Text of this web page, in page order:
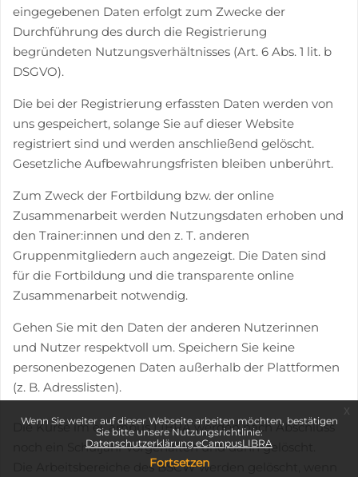
Wenn Sie weiter auf dieser Webseite arbeiten möchten, bestätigen
Sie bitte unsere Nutzungsrichtlinie:
Datenschutzerklärung eCampusLIBRA
Fortsetzen
eingegebenen Daten erfolgt zum Zwecke der
Durchführung des durch die Registrierung
begründeten Nutzungsverhältnisses (Art. 6 Abs. 1 lit. b
DSGVO).
Die bei der Registrierung erfassten Daten werden von
uns gespeichert, solange Sie auf dieser Website
registriert sind und werden anschließend gelöscht.
Gesetzliche Aufbewahrungsfristen bleiben unberührt.
Zum Zweck der Fortbildung bzw. der online
Zusammenarbeit werden Nutzungsdaten erhoben und
den Trainer:innen und den z. T. anderen
Gruppenmitgliedern auch angezeigt. Die Daten sind
für die Fortbildung und die transparente online
Zusammenarbeit notwendig.
Gehen Sie mit den Daten der anderen Nutzerinnen
und Nutzer respektvoll um. Speichern Sie keine
personenbezogenen Daten außerhalb der Plattformen
(z. B. Adresslisten).
Die Kurse im eCampus LIBRA werden nach Abschluss
noch ein Schuljahr vorgehalten und dann gelöscht.
Die Arbeitsbereiche des BSCW werden gelöscht, wenn